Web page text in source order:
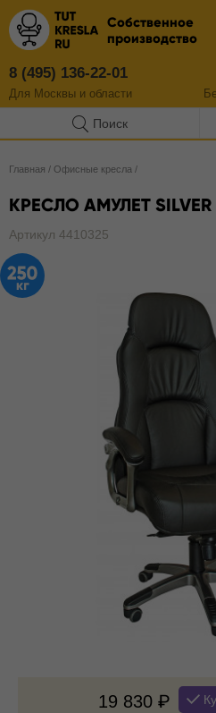
Собственное
производство
8 (495) 136-22-01
Для Москвы и области
Поиск
Главная / Офисные кресла /
КРЕСЛО АМУЛЕТ
Артикул 4410325
19 830